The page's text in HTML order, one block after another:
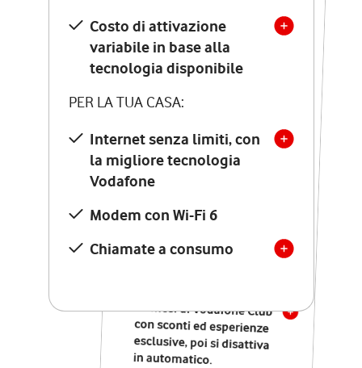
Costo di attivazione
variabile in base alla
tecnologia disponibile
PER LA TUA CASA:
Internet senza limiti, con
la migliore tecnologia
Vodafone
Modem con Wi-Fi 6
Chiamate a consumo
Costo di attivazione
variabile in base alla
tecnologia disponibile
PER LA TUA CASA:
Internet senza limiti, con
la migliore tecnologia
Vodafone
Modem Seven con Wi-Fi 7
Chiamate illimitate verso
numeri fissi e mobili
nazionali
12 mesi di Vodafone Club
con sconti ed esperienze
esclusive, poi si disattiva
in automatico.